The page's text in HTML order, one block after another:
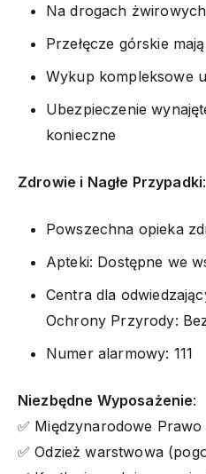
Na drogach
Przełęcze górskie
Wykup kompleksowe
Ubezpieczenie
konieczne
Zdrowie i Nagłe Przypadki:
Powszechna opieka
Apteki: Dostępne we
Centra dla
Ochrony Przyrody:
Numer alarmowy: 111
Niezbędne Wyposażenie:
✅ Międzynarodowe
✅ Odzież warstwowa